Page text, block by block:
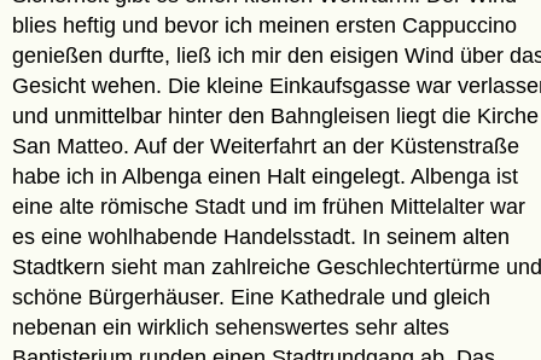
blies heftig und bevor ich meinen ersten Cappuccino
genießen durfte, ließ ich mir den eisigen Wind über
Gesicht wehen. Die kleine Einkaufsgasse war
und unmittelbar hinter den Bahngleisen liegt die Kirche
San Matteo. Auf der Weiterfahrt an der Küstenstraße
habe ich in Albenga einen Halt eingelegt. Albenga ist
eine alte römische Stadt und im frühen Mittelalter war
es eine wohlhabende Handelsstadt. In seinem alten
Stadtkern sieht man zahlreiche Geschlechtertürme und
schöne Bürgerhäuser. Eine Kathedrale und gleich
nebenan ein wirklich sehenswertes sehr altes